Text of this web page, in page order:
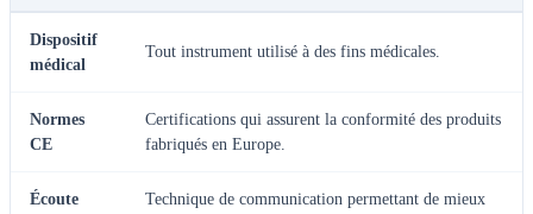
Dispositif
médical
Tout instrument utilisé à des fins médicales.
Normes
CE
Certifications qui assurent la conformité des produits
fabriqués en Europe.
Écoute
Technique de communication permettant de mieux